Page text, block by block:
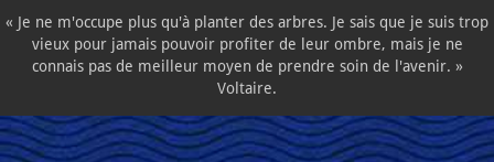
« Je ne m'occupe plus qu'à planter des arbres. Je sais que je suis trop
vieux pour jamais pouvoir profiter de leur ombre, mais je ne
connais pas de meilleur moyen de prendre soin de l'avenir. »
Voltaire.